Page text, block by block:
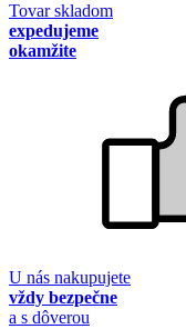
Tovar skladom
expedujeme
okamžite
U nás nakupujete
vždy bezpečne
a s dôverou